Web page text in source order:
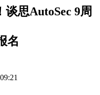
思AutoSec 9周
名